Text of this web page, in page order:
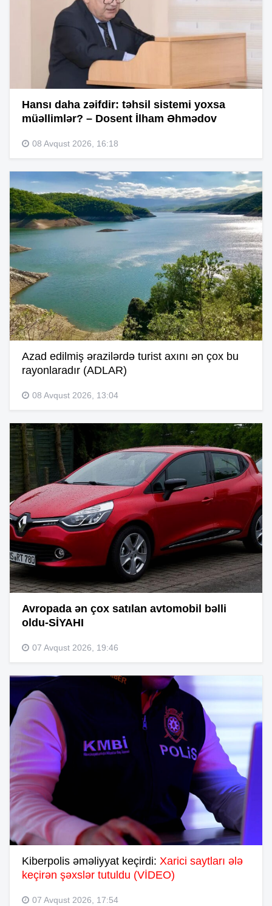
Hansı daha zəifdir: təhsil sistemi yoxsa
müəllimlər? – Dosent İlham Əhmədov
08 Avqust 2026, 16:18
Azad edilmiş ərazilərdə turist axını ən çox bu
rayonlaradır (ADLAR)
08 Avqust 2026, 13:04
Avropada ən çox satılan avtomobil bəlli
oldu-SİYAHI
07 Avqust 2026, 19:46
Kiberpolis əməliyyat keçirdi: Xarici saytları ələ
keçirən şəxslər tutuldu (VİDEO)
07 Avqust 2026, 17:54